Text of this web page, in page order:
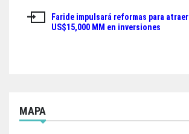
entradas
Faride impulsará reformas para atraer
US$15,000 MM en inversiones
MAPA